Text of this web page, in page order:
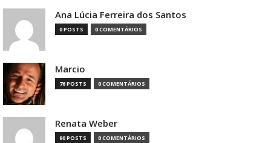
Ana Lúcia Ferreira dos Santos
0 POSTS 0 COMENTÁRIOS
Marcio
76 POSTS 0 COMENTÁRIOS
Renata Weber
90 POSTS 0 COMENTÁRIOS